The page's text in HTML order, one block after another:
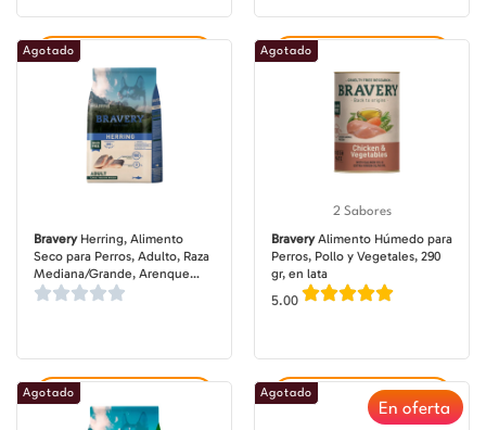
Agregar al carrito Agregar al carrito
BraveryHerring, Alimento
Seco para Perros, Adulto, Raza
Mediana/Grande, Arenque
(Pescado Blanco), bolsa de 4
Agotado
Agregar al carrito
2 Sabores
BraveryAlimento Húmedo para
Perros, Pollo y Vegetales, 290
gr, en lata
5.00
Agotado
Agregar al carrito
Agotado Agotado
En oferta